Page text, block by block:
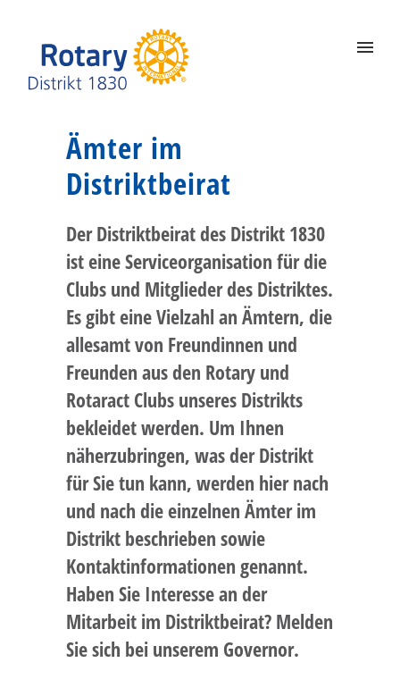
Ämter im
Distriktbeirat
Der Distriktbeirat des Distrikt 1830
ist eine Serviceorganisation für die
Clubs und Mitglieder des Distriktes.
Es gibt eine Vielzahl an Ämtern, die
allesamt von Freundinnen und
Freunden aus den Rotary und
Rotaract Clubs unseres Distrikts
bekleidet werden. Um Ihnen
näherzubringen, was der Distrikt
für Sie tun kann, werden hier nach
und nach die einzelnen Ämter im
Distrikt beschrieben sowie
Kontaktinformationen genannt.
Haben Sie Interesse an der
Mitarbeit im Distriktbeirat? Melden
Sie sich bei unserem Governor.